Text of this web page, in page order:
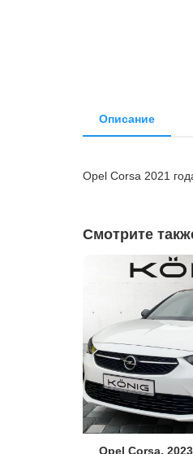
Описание
Opel Corsa 2021
Смотрите
Opel Corsa,